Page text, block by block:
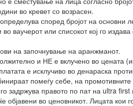
во кревет со возрасен.
според бројот на основни
ваучерот или списокот кој го
на започнување на аранжманот.
и НЕ е вклучено во цената
е исклучиво во денараска
помеѓу себе, на
задржува правото по пат на ultra
објавени во ценовникот. Лицата